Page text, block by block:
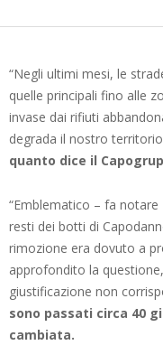
“Negli ultimi mesi, le
quelle principali fino alle
invase dai rifiuti
degrada il nostro
quanto dice il
“Emblematico – fa notare
resti dei botti di
rimozione era dovuto a
approfondito la
giustificazione non
sono passati circa 40
cambiata.